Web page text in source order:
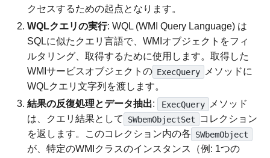
クセスするための起点となります。
WQLクエリの実行: WQL (WMI Query Language) は
SQLに似たクエリ言語で、WMIオブジェクトをフィ
ルタリング、取得するために使用します。取得した
WMIサービスオブジェクトの ExecQuery メソッドに
WQLクエリ文字列を渡します。
結果の反復処理とデータ抽出: ExecQuery メソッド
は、クエリ結果として
SWbemObjectSet
コレクション
を返します。このコレクション内の各 SWbemObject
が、特定のWMIクラスのインスタンス（例: 1つの